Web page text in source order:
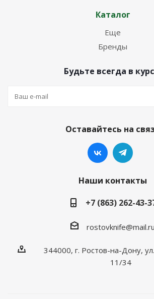
Каталог
Еще
Бренды
Будьте всегда в
Оставайтесь на
Наши контакты
+7 (863) 262-43-
rostovknife@mail.ru
344000, г. Ростов-на-Дону,
11/34